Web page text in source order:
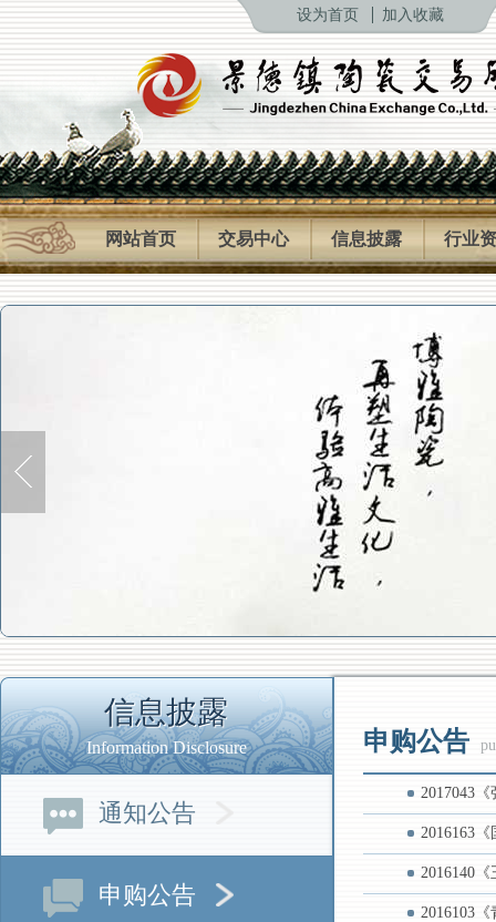
设为首页 加入收藏
网站首页 交易中心 信息披露 行业
信息披露
Information Disclosure
通知公告
申购公告
申购公告
2017043
2016163
2016140
2016103